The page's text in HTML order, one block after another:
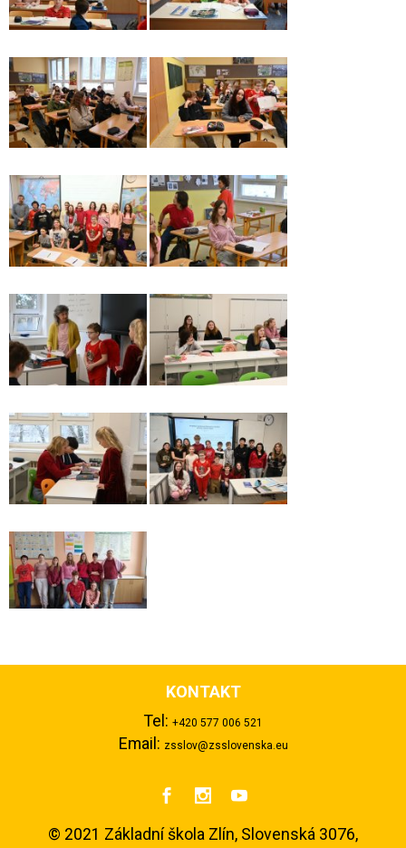
KONTAKT
Tel: +420 577 006 521
Email: zsslov@zsslovenska.eu
  
© 2021 Základní škola Zlín, Slovenská 3076,